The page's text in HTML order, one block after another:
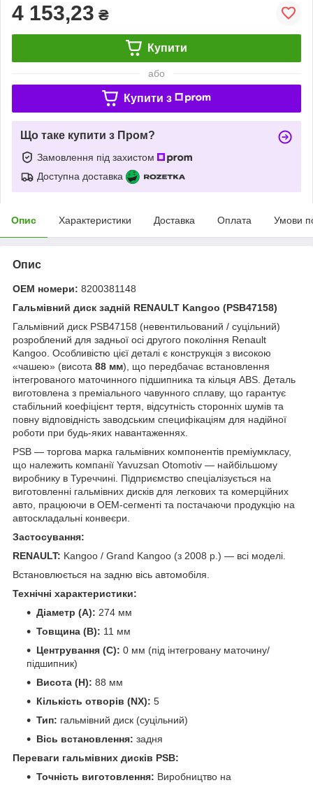
4 153,23 ₴
Купити
або
Купити з
Що таке купити з Пром?
Замовлення під захистом
Доступна доставка
Опис Характеристики Доставка Оплата Умови
Опис
OEM номери: 8200381148
Гальмівний диск задній RENAULT Kangoo (PSB47158)
Гальмівний диск PSB47158 (невентильований / суцільний)
розроблений для задньої осі другого покоління Renault
Kangoo. Особливістю цієї деталі є конструкція з високою
«чашею» (висота 88 мм), що передбачає встановлення
інтегрованого маточинного підшипника та кільця ABS. Деталь
виготовлена з преміального чавунного сплаву, що гарантує
стабільний коефіцієнт тертя, відсутність сторонніх шумів та
повну відповідність заводським специфікаціям для надійної
роботи при будь-яких навантаженнях.
PSB — торгова марка гальмівних компонентів преміумкласу,
що належить компанії Yavuzsan Otomotiv — найбільшому
виробнику в Туреччині. Підприємство спеціалізується на
виготовленні гальмівних дисків для легкових та комерційних
авто, працюючи в OEM-сегменті та постачаючи продукцію на
автоскладальні конвеєри.
Застосування:
RENAULT: Kangoo / Grand Kangoo (з 2008 р.) — всі моделі.
Встановлюється на задню вісь автомобіля.
Технічні характеристики:
Діаметр (A): 274 мм
Товщина (B): 11 мм
Центрування (C): 0 мм (під інтегровану маточину/
підшипник)
Висота (H): 88 мм
Кількість отворів (NX): 5
Тип: гальмівний диск (суцільний)
Вісь встановлення: задня
Переваги гальмівних дисків PSB:
Точність виготовлення: Виробництво на